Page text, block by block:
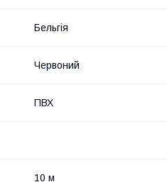
Бельгія
Червоний
ПВХ
10 м